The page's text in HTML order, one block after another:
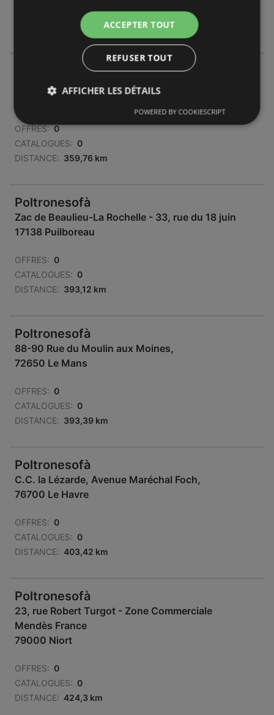
353,07 km
Poltronesofà
Rue Joseph Jacquard,
OFFRES: 0
CATALOGUES: 0
DISTANCE: 359,76 km
Poltronesofà
Zac de Beaulieu-La Rochelle - 33, rue du 18 juin
17138 Puilboreau
OFFRES: 0
CATALOGUES: 0
DISTANCE: 393,12 km
Poltronesofà
88-90 Rue du Moulin aux Moines,
72650 Le Mans
OFFRES: 0
CATALOGUES: 0
DISTANCE: 393,39 km
Poltronesofà
C.C. la Lézarde, Avenue Maréchal Foch,
76700 Le Havre
OFFRES: 0
CATALOGUES: 0
DISTANCE: 403,42 km
Poltronesofà
23, rue Robert Turgot - Zone Commerciale
Mendès France
79000 Niort
OFFRES: 0
CATALOGUES: 0
DISTANCE: 424,3 km
ACCEPTER TOUT
REFUSER TOUT
AFFICHER LES DÉTAILS
POWERED BY COOKIESCRIPT